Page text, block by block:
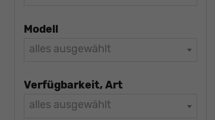
Modell
alles ausgewählt
Verfügbarkeit, Art
alles ausgewählt